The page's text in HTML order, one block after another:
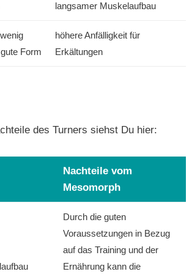
langsamer Muskelaufbau
Form
höhere Anfälligkeit für
Erkältungen
des Turners siehst Du hier:
Nachteile vom
Mesomorph
Durch die guten
Voraussetzungen in Bezug
auf das Training und der
Ernährung kann die